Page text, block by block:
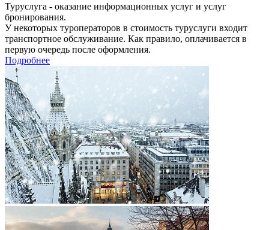
Туруслуга - оказание информационных услуг и услуг
бронирования.
У некоторых туроператоров в стоимость туруслуги входит
транспортное обслуживание. Как правило, оплачивается в
первую очередь после оформления.
Подробнее